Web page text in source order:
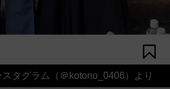
タグラム（＠kotono_0406）より